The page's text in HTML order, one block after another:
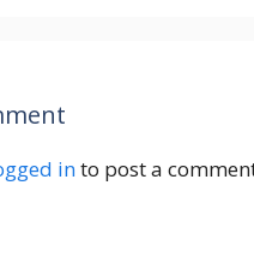
into post a